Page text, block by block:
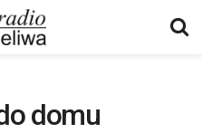
domu